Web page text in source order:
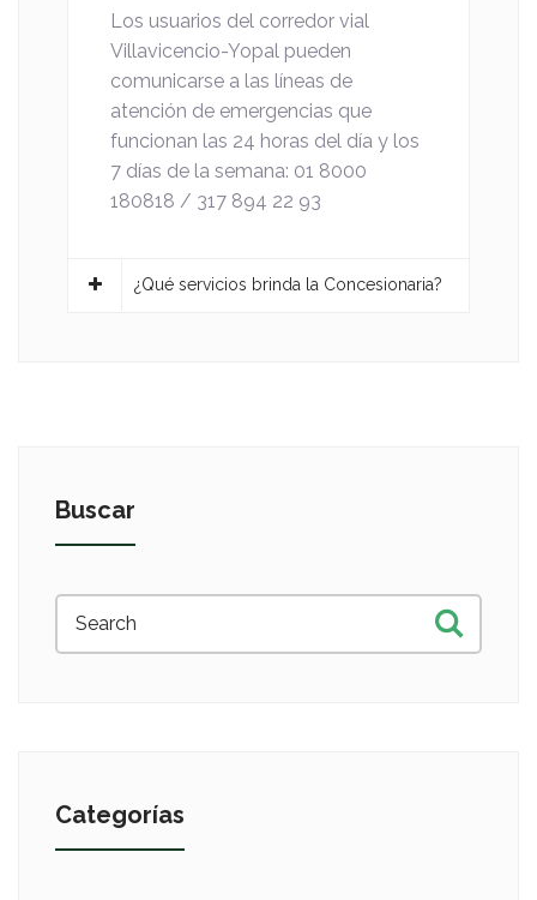
Los usuarios del corredor vial
Villavicencio-Yopal pueden
comunicarse a las líneas de
atención de emergencias que
funcionan las 24 horas del día y los
7 días de la semana: 01 8000
180818 / 317 894 22 93
¿Qué servicios brinda la Concesionaria?
Buscar
Categorías